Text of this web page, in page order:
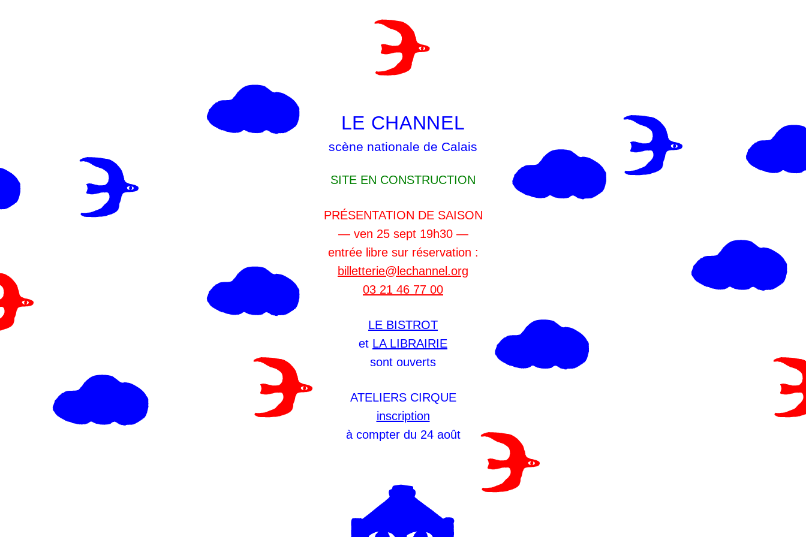
LE CHANNEL
scène nationale de Calais
SITE EN CONSTRUCTION
PRÉSENTATION DE SAISON
— ven 25 sept 19h30 —
entrée libre sur réservation :
billetterie@lechannel.org
03 21 46 77 00
LE BISTROT
et LA LIBRAIRIE
sont ouverts
ATELIERS CIRQUE
inscription
à compter du 24 août